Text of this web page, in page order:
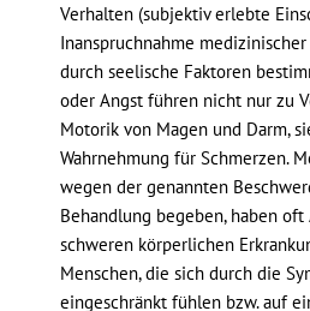
Verhalten (subjektiv erlebte
Inanspruchnahme
durch seelische Faktoren
oder Angst führen nicht nur zu
Motorik von Magen und Darm,
Wahrnehmung für Schmerzen.
wegen der genannten
Behandlung begeben, haben oft
schweren körperlichen
Menschen, die sich durch die
eingeschränkt fühlen bzw. auf